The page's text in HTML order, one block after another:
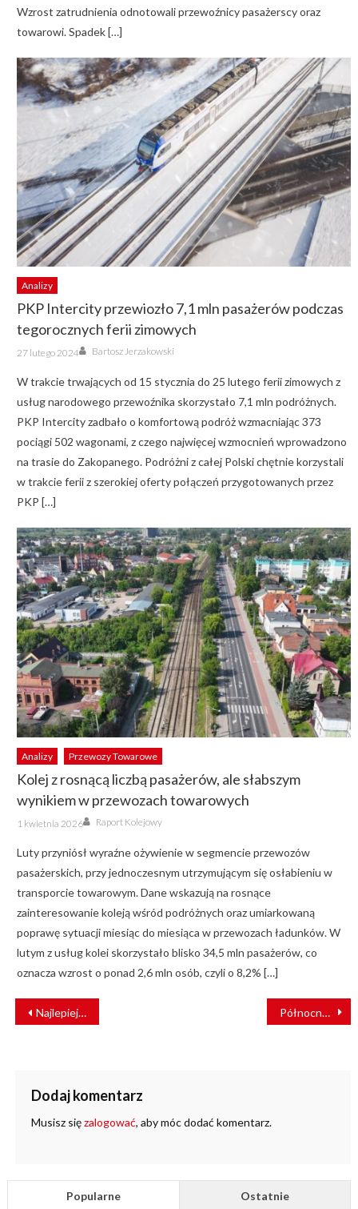
Wzrost zatrudnienia odnotowali przewoźnicy pasażerscy oraz
towarowi. Spadek […]
Analizy
PKP Intercity przewiozło 7,1 mln pasażerów podczas
tegorocznych ferii zimowych
Posted
on
27 lutego 2024 Author
Bartosz Jerzakowski
W trakcie trwających od 15 stycznia do 25 lutego ferii zimowych z
usług narodowego przewoźnika skorzystało 7,1 mln podróżnych.
PKP Intercity zadbało o komfortową podróż wzmacniając 373
pociągi 502 wagonami, z czego najwięcej wzmocnień wprowadzono
na trasie do Zakopanego. Podróżni z całej Polski chętnie korzystali
w trakcie ferii z szerokiej oferty połączeń przygotowanych przez
PKP […]
Analizy Przewozy Towarowe
Kolej z rosnącą liczbą pasażerów, ale słabszym
wynikiem w przewozach towarowych
Posted
on
1 kwietnia 2026 Author
Raport Kolejowy
Luty przyniósł wyraźne ożywienie w segmencie przewozów
pasażerskich, przy jednoczesnym utrzymującym się osłabieniu w
transporcie towarowym. Dane wskazują na rosnące
zainteresowanie koleją wśród podróżnych oraz umiarkowaną
poprawę sytuacji miesiąc do miesiąca w przewozach ładunków. W
lutym z usług kolei skorzystało blisko 34,5 mln pasażerów, co
oznacza wzrost o ponad 2,6 mln osób, czyli o 8,2% […]
NAWIGACJA
WPISU
Najlepiej skomunikowane miejsce w Polsce Północna Linia Kolejowa
Dodaj komentarz
Musisz sięzalogować, aby móc dodać komentarz.
Popularne Ostatnie